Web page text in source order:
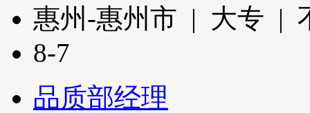
惠州-惠州市 | 大专 |
8-7
品质部经理